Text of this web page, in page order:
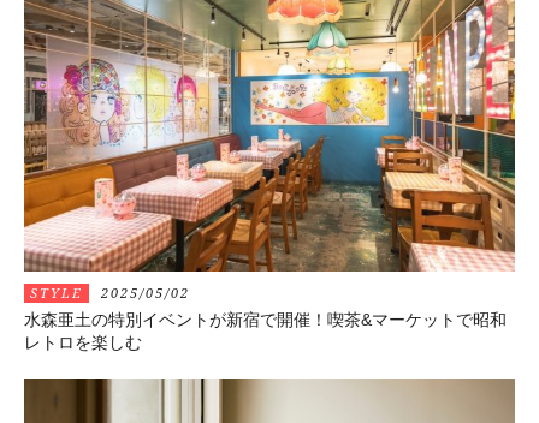
STYLE 2025/05/02
水森亜土の特別イベントが新宿で開催！喫茶&マーケットで昭和
レトロを楽しむ